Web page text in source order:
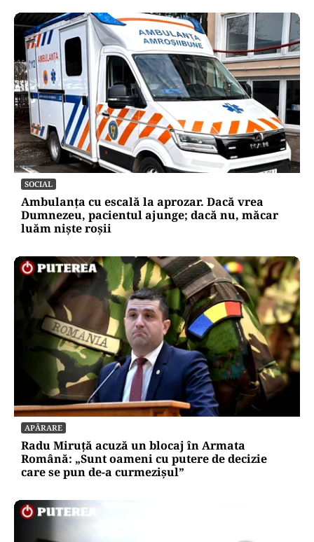
SOCIAL
Ambulanța cu escală la aprozar. Dacă vrea
Dumnezeu, pacientul ajunge; dacă nu, măcar
luăm niște roșii
APĂRARE
Radu Miruță acuză un blocaj în Armata
Română: „Sunt oameni cu putere de decizie
care se pun de-a curmezișul”